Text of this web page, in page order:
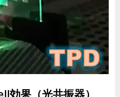
効果（光共振器）